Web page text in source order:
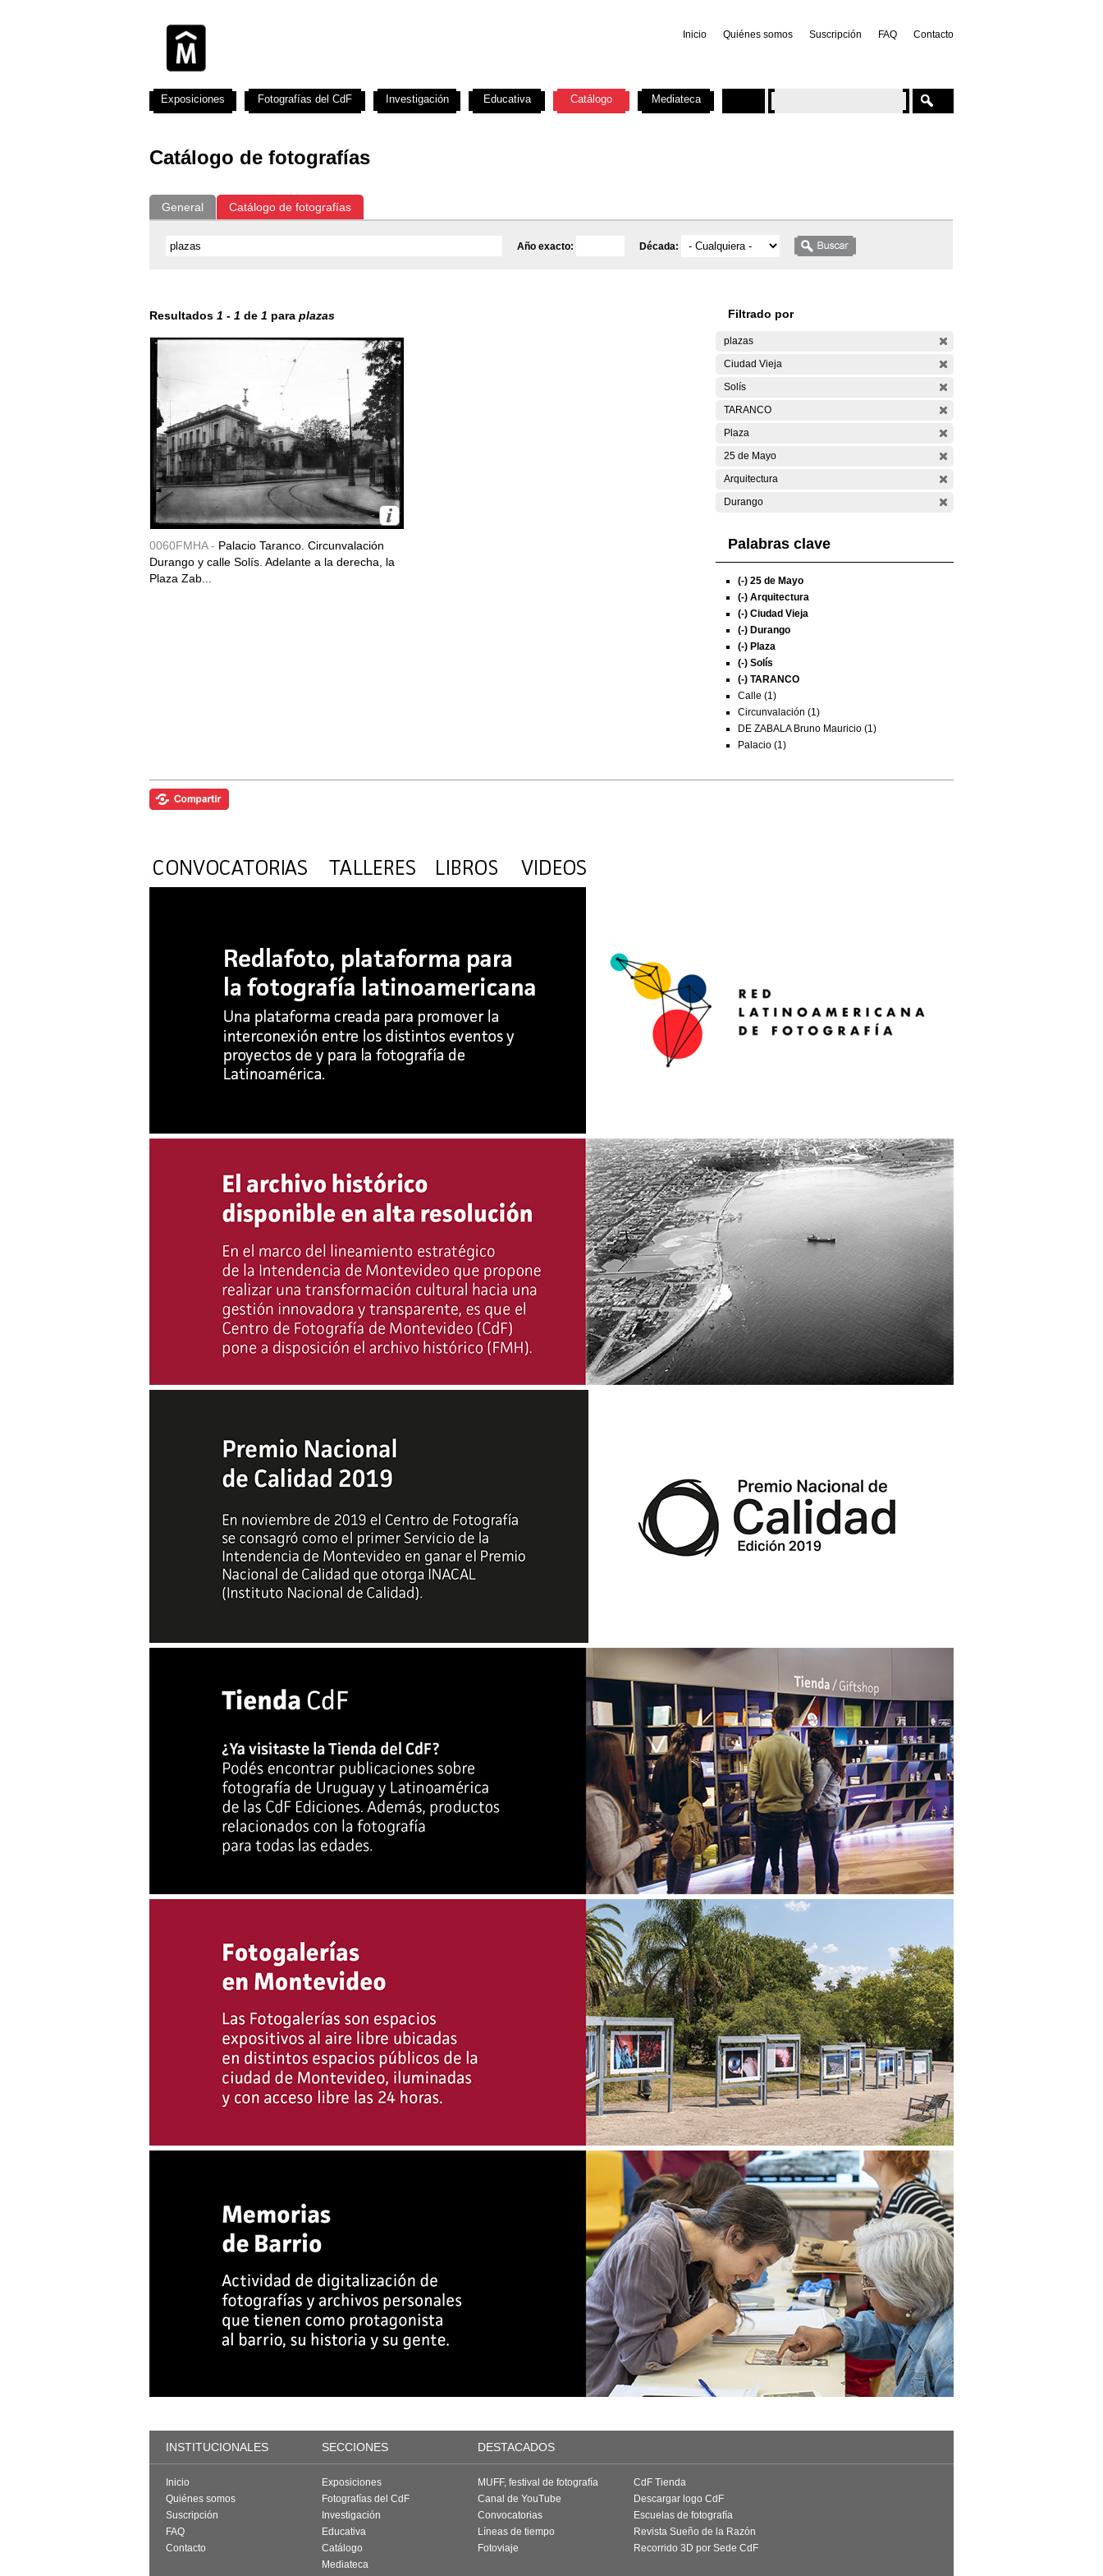
Inicio Quiénes somos Suscripción FAQ Contacto
Catálogo de fotografías
General Catálogo de fotografías
Año exacto: Década:
Resultados 1 - 1 de 1 para plazas
0060FMHA - Palacio Taranco. Circunvalación
Durango y calle Solís. Adelante a la derecha, la
Plaza Zab...
Filtrado por
plazas
Ciudad Vieja
Solís
TARANCO
Plaza
25 de Mayo
Arquitectura
Durango
Palabras clave
(-) 25 de Mayo
(-) Arquitectura
(-) Ciudad Vieja
(-) Durango
(-) Plaza
(-) Solís
(-) TARANCO
Calle (1)
Circunvalación (1)
DE ZABALA Bruno Mauricio (1)
Palacio (1)
Exposiciones Fotografías del CdF Investigación Educativa Catálogo Mediateca
INSTITUCIONALES SECCIONES DESTACADOS
Inicio
Quiénes somos
Suscripción
FAQ
Contacto
Exposiciones
Fotografías del CdF
Investigación
Educativa
Catálogo
Mediateca
MUFF, festival de fotografía
Canal de YouTube
Convocatorias
Líneas de tiempo
Fotoviaje
CdF Tienda
Descargar logo CdF
Escuelas de fotografía
Revista Sueño de la Razón
Recorrido 3D por Sede CdF